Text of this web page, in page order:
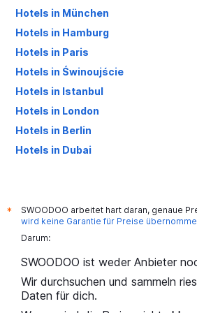
Hotels in München
Hotels in Hamburg
Hotels in Paris
Hotels in Świnoujście
Hotels in Istanbul
Hotels in London
Hotels in Berlin
Hotels in Dubai
*
SWOODOO arbeitet hart daran, genaue
wird keine Garantie für Preise
Darum:
SWOODOO ist weder Anbieter
Wir durchsuchen und sammeln
Daten für dich.